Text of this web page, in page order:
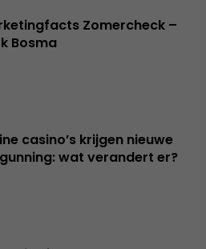
Zomercheck –
Bosma
casino’s krijgen nieuwe
wat verandert er?